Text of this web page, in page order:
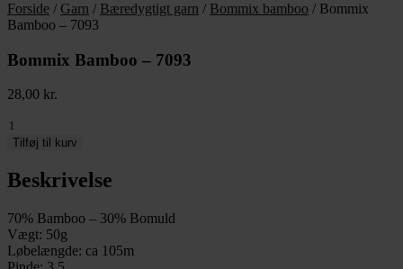
Forside / Garn / Bæredygtigt garn / Bommix bamboo / Bommix
Bamboo – 7093
Bommix Bamboo – 7093
28,00 kr.
Bommix
Bamboo
7093
antal
Tilføj til kurv
Beskrivelse
70% Bamboo – 30% Bomuld
Vægt: 50g
Løbelængde: ca 105m